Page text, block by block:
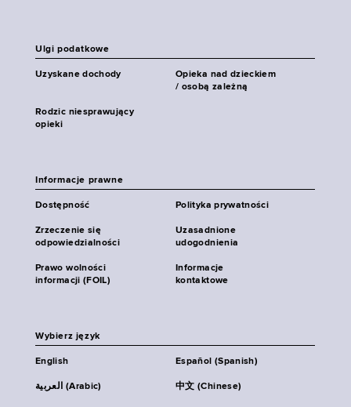
Ulgi podatkowe
Uzyskane dochody
Opieka nad dzieckiem
/ osobą zależną
Rodzic niesprawujący
opieki
Informacje prawne
Dostępność Polityka prywatności
Zrzeczenie się
odpowiedzialności
Uzasadnione
udogodnienia
Prawo wolności
informacji (FOIL)
Informacje
kontaktowe
Wybierz język
English Español (Spanish)
العربية (Arabic) 中文 (Chinese)